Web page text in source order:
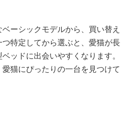
ーシックモデルから、買い替え
特定してから選ぶと、愛猫が長
ッドに出会いやすくなります。
猫にぴったりの一台を見つけて